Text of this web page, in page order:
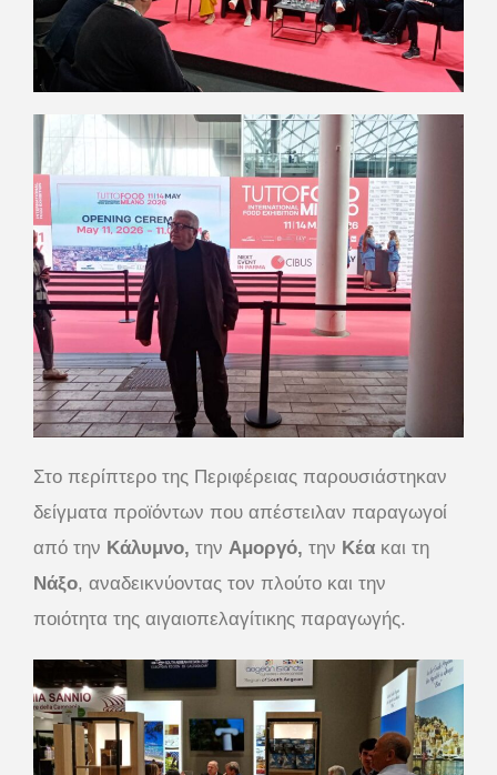
Στο περίπτερο της Περιφέρειας παρουσιάστηκαν
δείγματα προϊόντων που απέστειλαν παραγωγοί
από την Κάλυμνο, την Αμοργό, την Κέα και τη
Νάξο, αναδεικνύοντας τον πλούτο και την
ποιότητα της αιγαιοπελαγίτικης παραγωγής.